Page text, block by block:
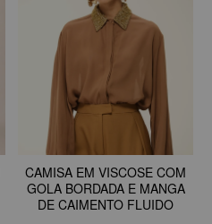
CAMISA EM VISCOSE COM
GOLA BORDADA E MANGA
DE CAIMENTO FLUIDO